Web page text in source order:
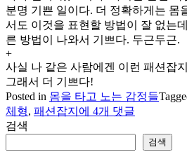
분명 기쁜 일이다. 더 정확하게는 몸
서도 이것을 표현할 방법이 잘 없는
른 방법이 나와서 기쁘다. 두근두근.
+
사실 나 같은 사람에겐 이런 패션잡
그래서 더 기쁘다!
Posted in 몸을 타고 노는 감정들
체형, 패션잡지 패
지
에 4개 댓글
검색
검색